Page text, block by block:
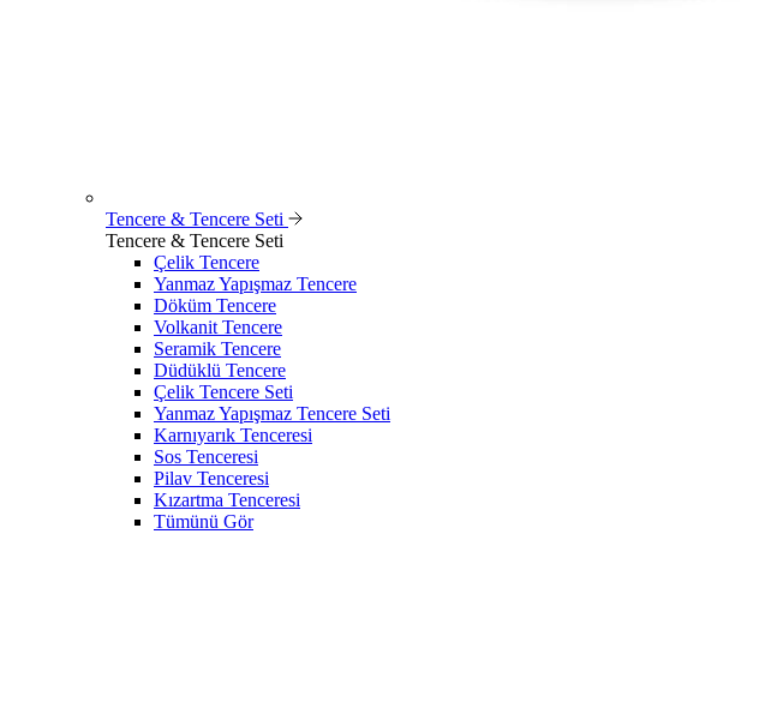
Tencere & Tencere Seti
Tencere & Tencere Seti
Çelik Tencere
Yanmaz Yapışmaz Tencere
Döküm Tencere
Volkanit Tencere
Seramik Tencere
Düdüklü Tencere
Çelik Tencere Seti
Yanmaz Yapışmaz Tencere Seti
Karnıyarık Tenceresi
Sos Tenceresi
Pilav Tenceresi
Kızartma Tenceresi
Tümünü Gör